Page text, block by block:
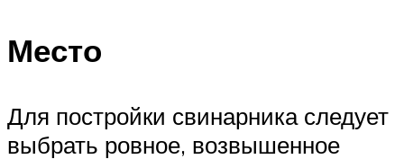
Место
Для постройки свинарника следует
выбрать ровное, возвышенное